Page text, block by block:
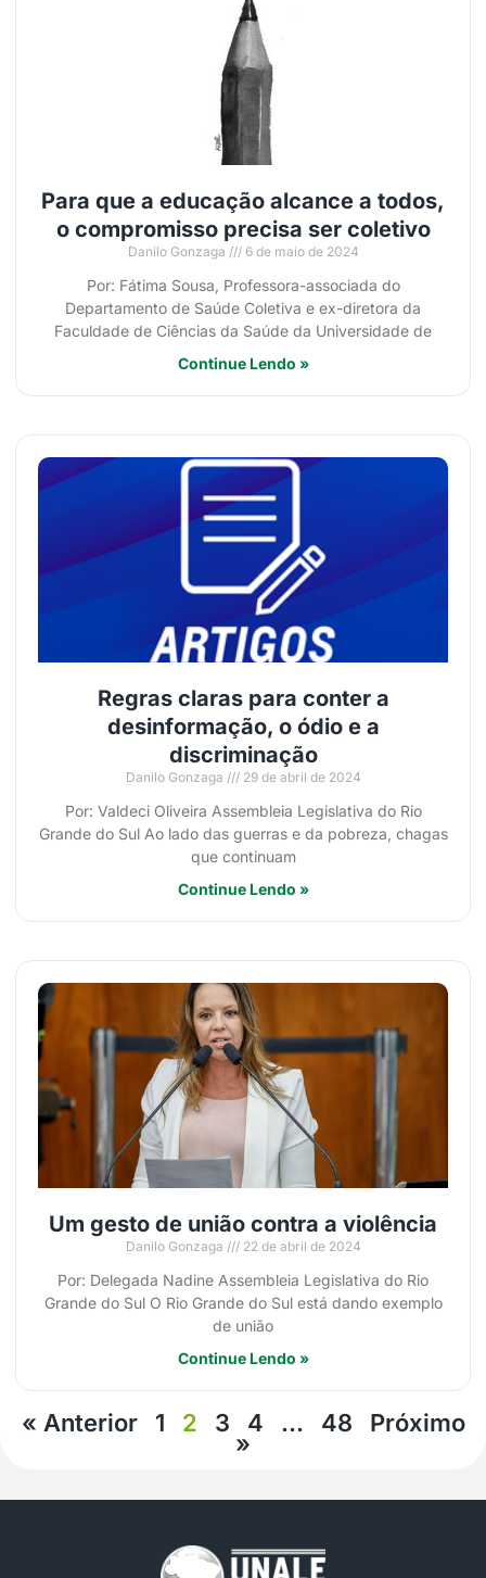
Para que a educação alcance a todos,
o compromisso precisa ser coletivo
Danilo Gonzaga 6 de maio de 2024
Por: Fátima Sousa, Professora-associada do
Departamento de Saúde Coletiva e ex-diretora da
Faculdade de Ciências da Saúde da Universidade de
Continue Lendo »
Regras claras para conter a
desinformação, o ódio e a
discriminação
Danilo Gonzaga 29 de abril de 2024
Por: Valdeci Oliveira Assembleia Legislativa do Rio
Grande do Sul Ao lado das guerras e da pobreza, chagas
que continuam
Continue Lendo »
Um gesto de união contra a violência
Danilo Gonzaga 22 de abril de 2024
Por: Delegada Nadine Assembleia Legislativa do Rio
Grande do Sul O Rio Grande do Sul está dando exemplo
de união
Continue Lendo »
« Anterior 1 2 3 4 … 48 Próximo
»